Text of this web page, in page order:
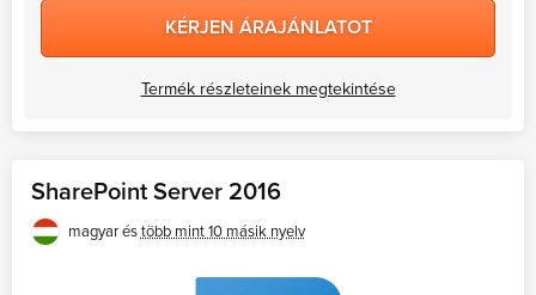
KÉRJEN ÁRAJÁNLATOT
Termék részleteinek megtekintése
SharePoint Server 2016
magyar éstöbb mint 10 másik nyelv